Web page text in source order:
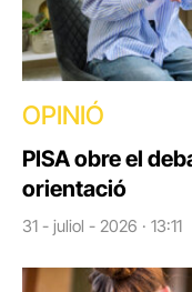
OPINIÓ
PISA obre el
orientació
31 - juliol - 2026 · 13:11